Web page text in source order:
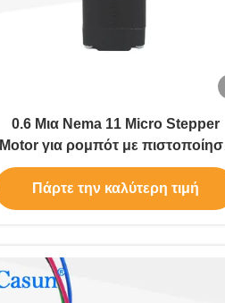
0.6 Μια Nema 11 Micro Stepper
Motor για ρομπότ με πιστοποίηση
ROHS
Πάρτε την καλύτερη τιμή